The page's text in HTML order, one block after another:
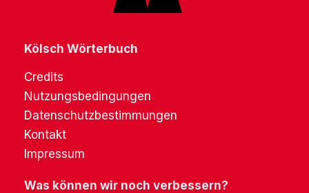
Kölsch Wörterbuch
Credits
Nutzungsbedingungen
Datenschutzbestimmungen
Kontakt
Impressum
Was können wir noch verbessern?